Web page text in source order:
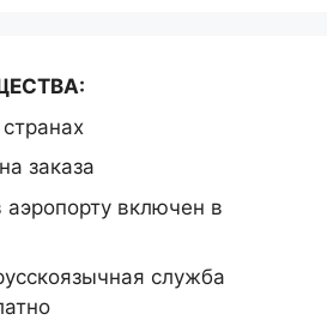
заказа
включен в
служба